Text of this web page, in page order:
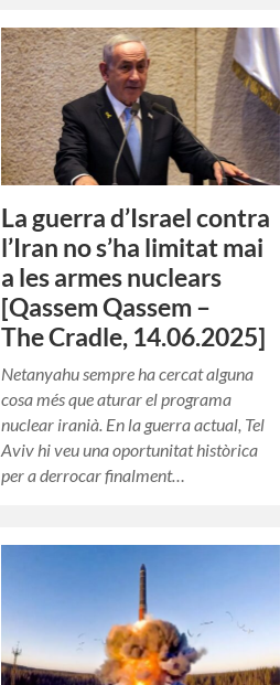
La guerra d’Israel contra
l’Iran no s’ha limitat mai
a les armes nuclears
[Qassem Qassem –
The Cradle, 14.06.2025]
Netanyahu sempre ha cercat alguna
cosa més que aturar el programa
nuclear iranià. En la guerra actual, Tel
Aviv hi veu una oportunitat històrica
per a derrocar finalment…